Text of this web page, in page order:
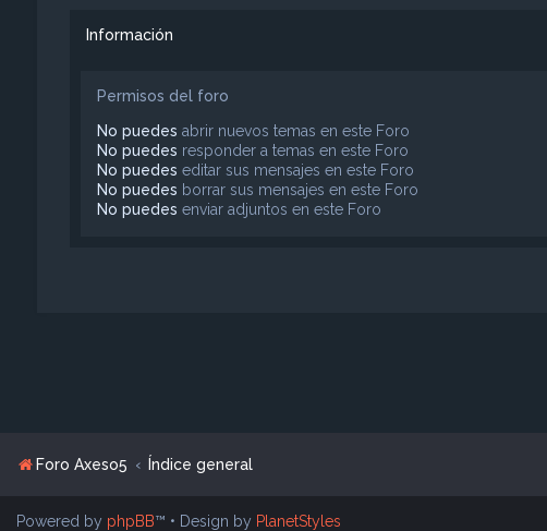
Información
Permisos del foro
No puedes abrir nuevos temas en este Foro
No puedes responder a temas en este Foro
No puedes editar sus mensajes en este Foro
No puedes borrar sus mensajes en este Foro
No puedes enviar adjuntos en este Foro
Foro Axeso5 Índice general
Powered by phpBB™ • Design by PlanetStyles